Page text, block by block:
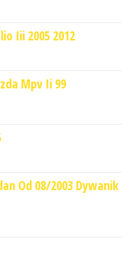
Iii 2005 2012
Mpv Ii 99
Od 08/2003 Dywanik